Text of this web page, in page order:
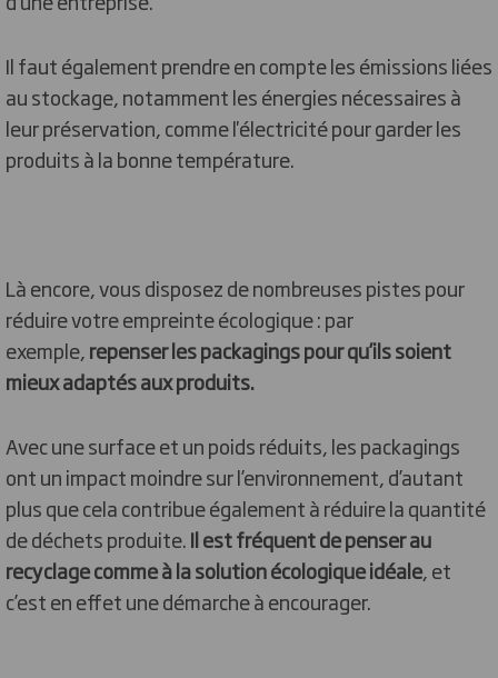
Il faut également prendre en compte les émissions liées
au stockage, notamment les énergies nécessaires à
leur préservation, comme l'électricité pour garder les
produits à la bonne température.
Là encore, vous disposez de nombreuses pistes pour
réduire votre empreinte écologique : par
exemple,repenser les packagings pour qu’ils soient
mieux adaptés aux produits.
Avec une surface et un poids réduits, les packagings
ont un impact moindre sur l’environnement, d’autant
plus que cela contribue également à réduire la quantité
de déchets produite.Il est fréquent de penser au
recyclage comme à la solution écologique idéale, et
c’est en effet une démarche à encourager.